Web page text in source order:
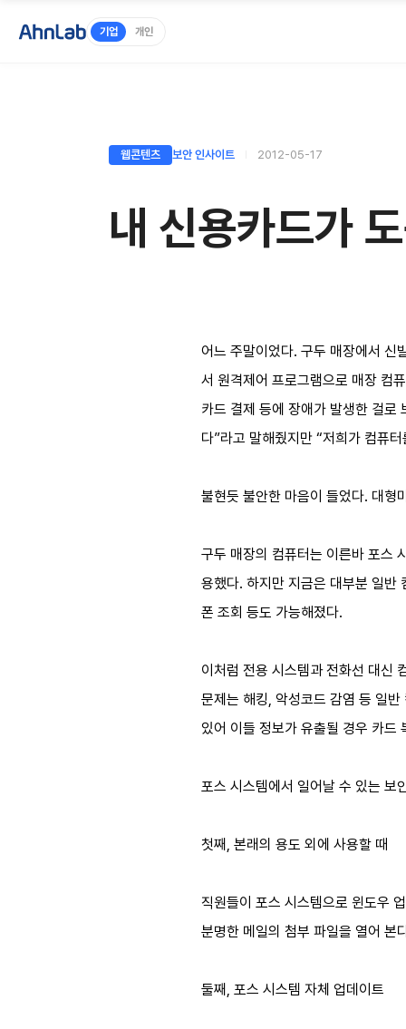
기업 개인
웹콘텐츠 보안 인사이트 2012-05-17
내 신용카드가
어느 주말이었다. 구두 매장에서 신
서 원격제어 프로그램으로 매장 컴
카드 결제 등에 장애가 발생한 걸로
다”라고 말해줬지만 “저희가 컴퓨
불현듯 불안한 마음이 들었다. 대형
구두 매장의 컴퓨터는 이른바 포
용했다. 하지만 지금은 대부분 일반
폰 조회 등도 가능해졌다.
이처럼 전용 시스템과 전화선 대신
문제는 해킹, 악성코드 감염 등 일
있어 이들 정보가 유출될 경우 카드
포스 시스템에서 일어날 수 있는 보
첫째, 본래의 용도 외에 사용할 때
직원들이 포스 시스템으로 윈도우
분명한 메일의 첨부 파일을 열어 본
둘째, 포스 시스템 자체 업데이트